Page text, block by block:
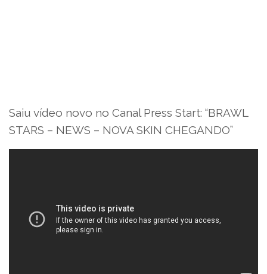
Saiu vídeo novo no Canal Press Start: “BRAWL
STARS – NEWS – NOVA SKIN CHEGANDO”